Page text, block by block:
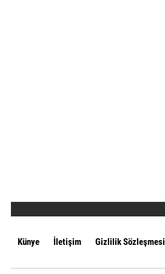
Künye İletişim Gizlilik Sözleşmesi